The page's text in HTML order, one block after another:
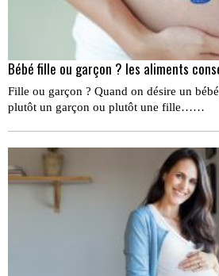
Bébé fille ou garçon ? les aliments
Fille ou garçon ? Quand on désire un
plutôt un garçon ou plutôt une fille……